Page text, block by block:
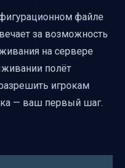
flight в
файле
за возможность
на сервере
полёт
игрокам
— ваш первый шаг.